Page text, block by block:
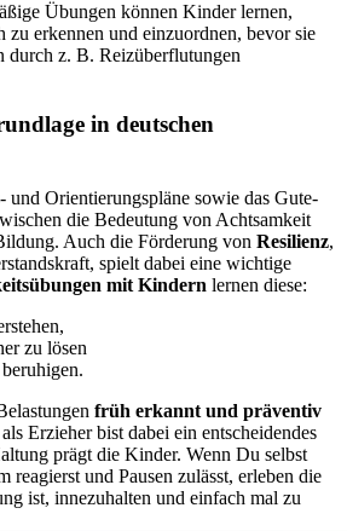
Übungen können Kinder lernen,
erkennen und einzuordnen, bevor sie
durch z. B. Reizüberflutungen
in deutschen
und Orientierungspläne sowie das Gute-
die Bedeutung von Achtsamkeit
Auch die Förderung von Resilienz,
spielt dabei eine wichtige
mit Kindern lernen diese:
zu lösen
früh erkannt und präventiv
Erzieher bist dabei ein entscheidendes
prägt die Kinder. Wenn Du selbst
reagierst und Pausen zulässt, erleben die
ist, innezuhalten und einfach mal zu